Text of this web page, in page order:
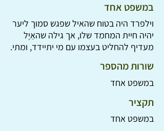
במשפט אחד
וילפרד היה בטוח שהאיל שפגש סמוך ליער
יהיה חיית המחמד שלו, אך גילה שהאַיָל
מעדיף להחליט בעצמו עם מי יתיידד, ומתי.
שורות מהספר
במשפט אחד
תקציר
במשפט אחד